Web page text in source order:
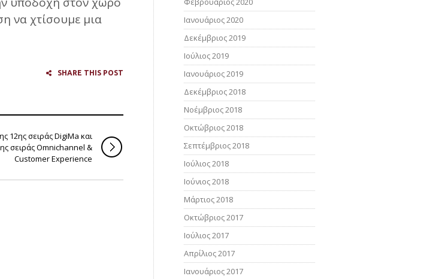
να χτίσουμε μια
SHARE THIS POST
PINTEREST
12ης σειράς DigiMa και
σειράς Omnichannel &
Customer Experience
Ιανουάριος 2020
Δεκέμβριος 2019
Ιούλιος 2019
Ιανουάριος 2019
Δεκέμβριος 2018
Νοέμβριος 2018
Οκτώβριος 2018
Σεπτέμβριος 2018
Ιούλιος 2018
Ιούνιος 2018
Μάρτιος 2018
Οκτώβριος 2017
Ιούλιος 2017
Απρίλιος 2017
Ιανουάριος 2017